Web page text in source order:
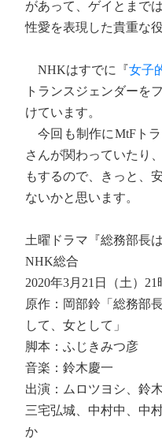
があって、ゲイとまで
性愛を表現した貴重な
NHKはすでに『女子
トランスジェンダーを
けています。
今回も制作にMtFト
さんが関わっていたり
もするので、きっと、
ないかと思います。
土曜ドラマ『総務部長
NHK総合
2020年3月21日（土）
原作：岡部鈴「総務部
して、女として」
脚本：ふじきみつ彦
音楽：鈴木慶一
出演：ムロツヨシ、鈴
三宅弘城、中村中、中
か